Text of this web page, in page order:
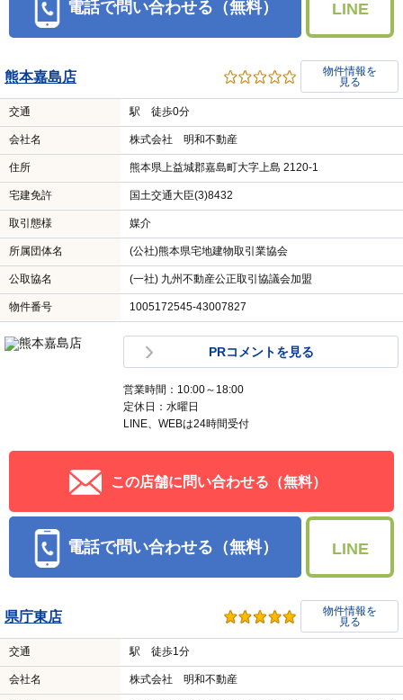
電話で問い合わせる（無料） LINE
熊本嘉島店
物件情報を
見る
交通 駅 徒歩0分
会社名 株式会社 明和不動産
住所 熊本県上益城郡嘉島町大字上島 2120-1
宅建免許 国土交通大臣(3)8432
取引態様 媒介
所属団体名 (公社)熊本県宅地建物取引業協会
公取協名 (一社) 九州不動産公正取引協議会加盟
物件番号 1005172545-43007827
PRコメントを見る
営業時間：10:00～18:00
定休日：水曜日
LINE、WEBは24時間受付
この店舗に問い合わせる（無料）
電話で問い合わせる（無料） LINE
県庁東店
物件情報を
見る
交通 駅 徒歩1分
会社名 株式会社 明和不動産